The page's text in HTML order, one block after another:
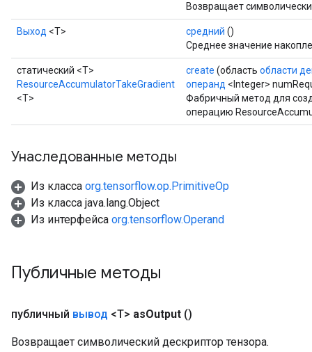
Возвращает
Выход <Т> средний ()
Среднее значение
статический <T>
ResourceAccumulatorTakeGradient
<T>
create (область области
операнд <Integer>
Фабричный метод для
операцию
Унаследованные методы
Из класса org.tensorflow.op.PrimitiveOp
Из класса java.lang.Object
Из интерфейса org.tensorflow.Operand
Публичные методы
публичный вывод <T> asOutput ()
Возвращает символический дескриптор тензора.